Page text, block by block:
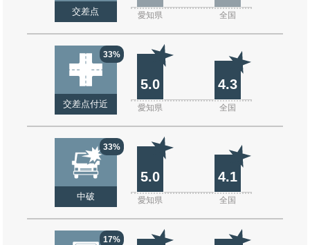
交差点 愛知県 全国
33%
交差点付近
5.0 4.3
愛知県 全国
33%
中破
5.0 4.1
愛知県 全国
17%